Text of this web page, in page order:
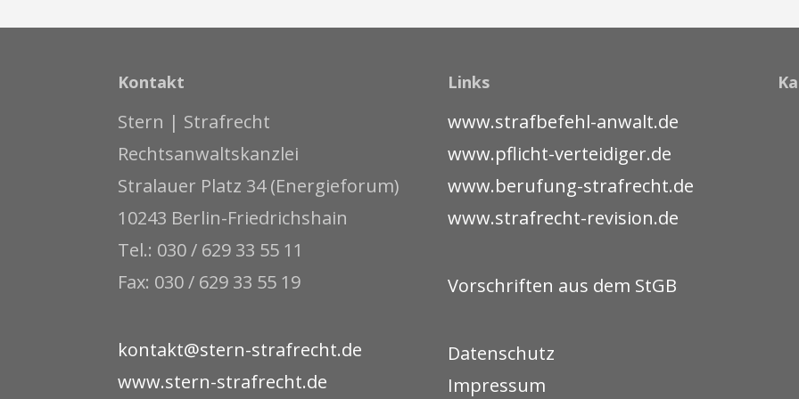
Kontakt
Stern | Strafrecht
Rechtsanwaltskanzlei
Stralauer Platz 34 (Energieforum)
10243 Berlin-Friedrichshain
Tel.: 030 / 629 33 55 11
Fax: 030 / 629 33 55 19
kontakt@stern-strafrecht.de
www.stern-strafrecht.de
Links
www.strafbefehl-anwalt.de
www.pflicht-verteidiger.de
www.berufung-strafrecht.de
www.strafrecht-revision.de
Vorschriften aus dem StGB
Datenschutz
Impressum